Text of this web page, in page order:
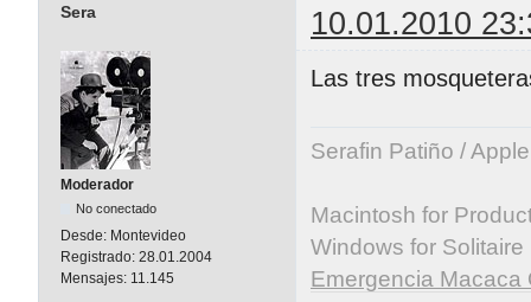
Sera 10.01.2010
Moderador
No conectado
Desde: Montevideo
Registrado: 28.01.2004
Mensajes: 11.145
Las tres
Serafin Patiño /
Macintosh for
Windows for Solitaire
Emergencia Macaca